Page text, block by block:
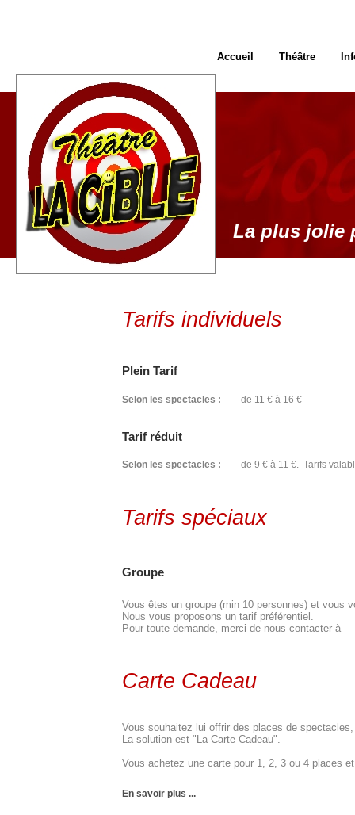
Tarifs individuels
Plein Tarif
Selon les spectacles : de 11 € à 16 €
Tarif réduit
Selon les spectacles : de 9 € à 11 €. Tarifs
Tarifs spéciaux
Groupe
La plus jolie
Accueil Théâtre
Vous êtes un groupe (min 10 personnes) et vous
Nous vous proposons un tarif préférentiel.
Pour toute demande, merci de nous contacter à
Vous souhaitez lui offrir des places de
La solution est "La Carte Cadeau".
Vous achetez une carte pour 1, 2, 3 ou 4 places
Carte Cadeau
En savoir plus ...